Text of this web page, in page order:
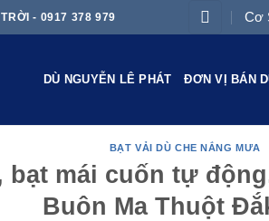
- 0917 378 979 Cơ
DÙ NGUYỄN LÊ PHÁT ĐƠN VỊ BÁN
BẠT VẢI DÙ CHE NẮNG MƯA
bạt mái cuốn tự
Buôn Ma Thuột